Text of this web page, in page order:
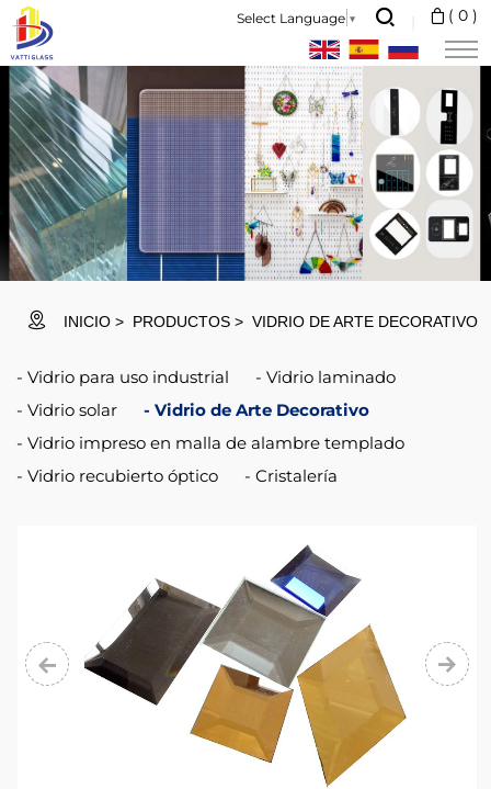
Select Language ▼ ( 0 )
Vatti
Glass
is
a
professional
glass
manufacturer
and
international
supplier.
INICIO PRODUCTOS VIDRIO DE ARTE DECORATIVO
Vidrio para uso industrial
Vidrio laminado
Vidrio solar
Vidrio de Arte Decorativo
Vidrio impreso en malla de alambre templado
Vidrio recubierto óptico
Cristalería